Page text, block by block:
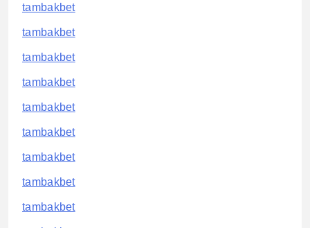
tambakbet
tambakbet
tambakbet
tambakbet
tambakbet
tambakbet
tambakbet
tambakbet
tambakbet